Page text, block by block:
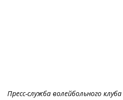
Пресс-служба волейбольного